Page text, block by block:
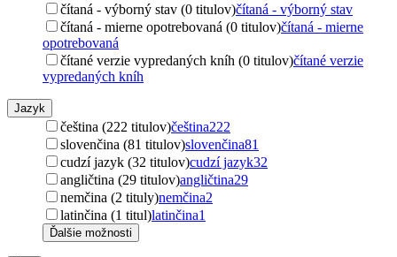
čítaná - výborný stav (0 titulov)čítaná - výborný stav
čítaná - mierne opotrebovaná (0 titulov)čítaná - mierne
opotrebovaná
čítané verzie vypredaných kníh (0 titulov)čítané verzie
vypredaných kníh
Jazyk
čeština (222 titulov)čeština222
slovenčina (81 titulov)slovenčina81
cudzí jazyk (32 titulov)cudzí jazyk32
angličtina (29 titulov)angličtina29
nemčina (2 tituly)nemčina2
latinčina (1 titul)latinčina1
Ďalšie možnosti